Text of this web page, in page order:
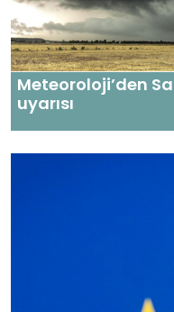
Meteoroloji’den
uyarısı